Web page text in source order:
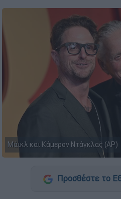
Μάικλ και Κάμερον Ντάγκλας (AP)
Προσθέστε το